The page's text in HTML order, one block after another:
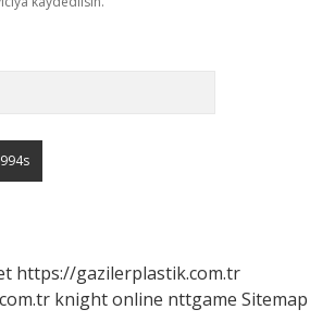
https://gazilerplastik.com.tr
knight online nttgame Sitemap